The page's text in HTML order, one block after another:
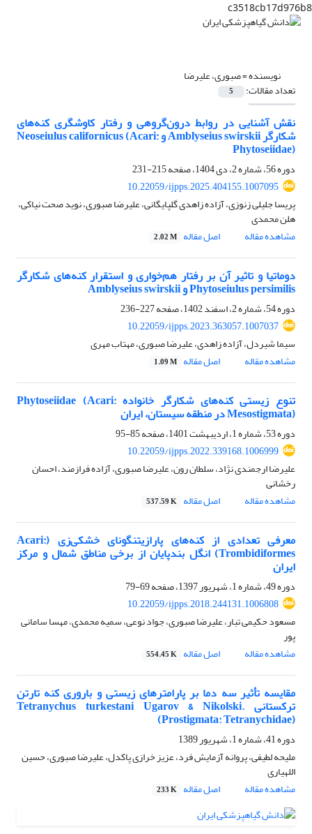
c3518cb17d976b8
نویسنده =صبوری، علیرضا
تعداد مقالات: 5
نقش آشنایی در روابط درون‌گروهی و رفتار کاوشگری کنه‌های
شکارگر Amblyseius swirskii و Neoseiulus californicus (Acari:
Phytoseiidae)
دوره 56، شماره 2، دی 1404، صفحه
215-231
10.22059/ijpps.2025.404155.1007095
پریسا جلیلی زنوزی، آزاده زاهدی گلپایگانی، علیرضا صبوری، نوید صحت نیاکی،
هلن محمدی
مشاهده مقاله
اصل مقاله 2.02 M
دوماتیا و تاثیر آن بر رفتار هم‌خواری و استقرار کنه‌های شکارگر
Phytoseiulus persimilis و Amblyseius swirskii
دوره 54، شماره 2، اسفند 1402، صفحه
227-236
10.22059/ijpps.2023.363057.1007037
سیما شیردل، آزاده زاهدی، علیرضا صبوری، مهتاب مهری
مشاهده مقاله
اصل مقاله 1.09 M
تنوع زیستی کنه‌های شکارگر خانواده Phytoseiidae (Acari:
Mesostigmata) در منطقه سیستان، ایران
دوره 53، شماره 1، اردیبهشت 1401، صفحه
85-95
10.22059/ijpps.2022.339168.1006999
علیرضا ارجمندی نژاد، سلطان رون، علیرضا صبوری، آزاده فرازمند، احسان
رخشانی
مشاهده مقاله
اصل مقاله 537.59 K
معرفی تعدادی از کنه‌های پارازیتنگونای خشکی‌زی (Acari:
Trombidiformes) انگل بندپایان از برخی مناطق شمال و مرکز
ایران
دوره 49، شماره 1، شهریور 1397، صفحه
69-79
10.22059/ijpps.2018.244131.1006808
مسعود حکیمی تبار، علیرضا صبوری، جواد نوعی، سمیه محمدی، مهسا سامانی
پور
مشاهده مقاله
اصل مقاله 554.45 K
مقایسه تأثیر سه دما بر پارامترهای زیستی و باروری کنه تارتن
ترکستانی Tetranychus turkestani Ugarov & Nikolski.
(Prostigmata: Tetranychidae)
دوره 41، شماره 1، شهریور 1389
ملیحه لطیفی، پروانه آزمایش فرد، عزیز خرازی پاکدل، علیرضا صبوری، حسین
اللهیاری
مشاهده مقاله
اصل مقاله 233 K